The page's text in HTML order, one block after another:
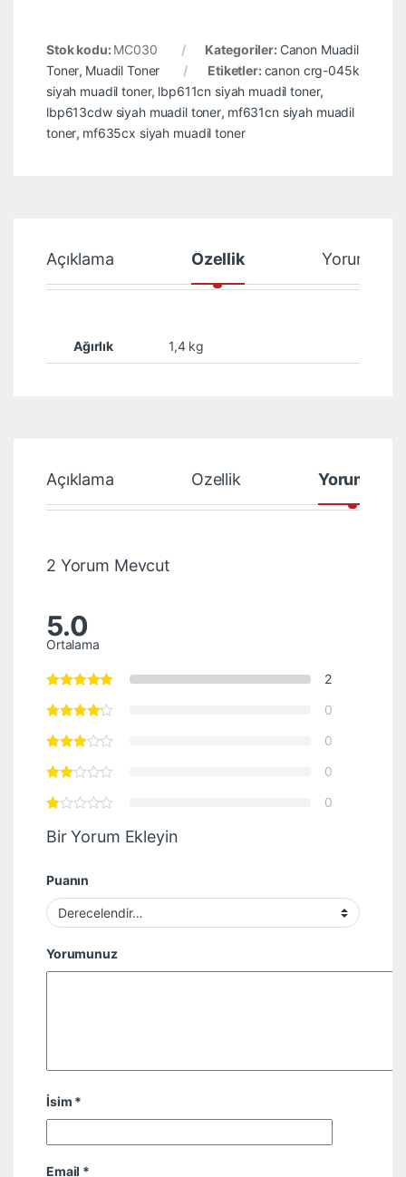
Stok kodu: MC030 Kategoriler: Canon Muadil
Toner, Muadil Toner Etiketler: canon crg-045k
siyah muadil toner, lbp611cn siyah muadil toner,
lbp613cdw siyah muadil toner, mf631cn siyah muadil
toner, mf635cx siyah muadil toner
Açıklama Özellik Yorumlar
Ağırlık 1,4 kg
Açıklama Özellik Yorumlar
2 Yorum Mevcut
5.0
Ortalama
2
0
0
0
0
Bir Yorum Ekleyin
Puanın
Yorumunuz
İsim *
Email *